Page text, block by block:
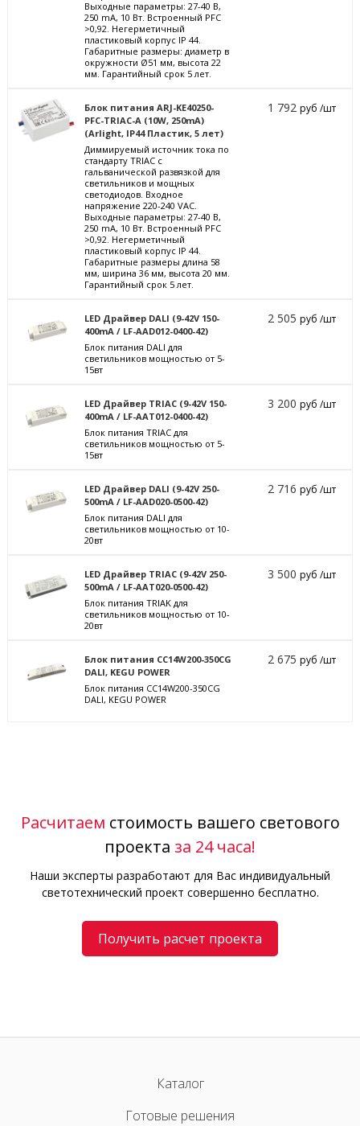
Выходные параметры: 27-40 В,
250 mА, 10 Вт. Встроенный PFC
>0,92. Негерметичный
пластиковый корпус IP 44.
Габаритные размеры: диаметр в
окружности Ø51 мм, высота 22
мм. Гарантийный срок 5 лет.
Блок питания ARJ-KE40250-
PFC-TRIAC-A (10W, 250mA)
(Arlight, IP44 Пластик, 5 лет)
Диммируемый источник тока по
стандарту TRIAC с
гальванической развязкой для
светильников и мощных
светодиодов. Входное
напряжение 220-240 VAC.
Выходные параметры: 27-40 В,
250 mА, 10 Вт. Встроенный PFC
>0,92. Негерметичный
пластиковый корпус IP 44.
Габаритные размеры длина 58
мм, ширина 36 мм, высота 20 мм.
Гарантийный срок 5 лет.
1 792руб /шт
LED Драйвер DALI (9-42V 150-
400mA / LF-AAD012-0400-42)
Блок питания DALI для
светильников мощностью от 5-
15вт
2 505руб /шт
LED Драйвер TRIAC (9-42V 150-
400mA / LF-AAT012-0400-42)
Блок питания TRIAC для
светильников мощностью от 5-
15вт
3 200руб /шт
LED Драйвер DALI (9-42V 250-
500mA / LF-AAD020-0500-42)
Блок питания DALI для
светильников мощностью от 10-
20вт
2 716руб /шт
LED Драйвер TRIAC (9-42V 250-
500mA / LF-AAT020-0500-42)
Блок питания TRIAK для
светильников мощностью от 10-
20вт
3 500руб /шт
Блок питания CC14W200-350CG
DALI, KEGU POWER
Блок питания CC14W200-350CG
DALI, KEGU POWER
2 675руб /шт
Расчитаем стоимость вашего светового
проекта за 24 часа!
Наши эксперты разработают для Вас индивидуальный
светотехнический проект совершенно бесплатно.
Получить расчет проекта
Каталог
Готовые решения